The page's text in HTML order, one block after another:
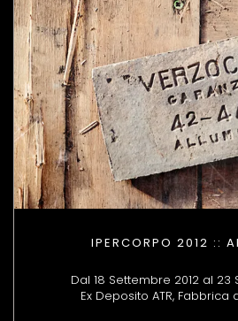
IPERCORPO 2012 ::
Dal 18 Settembre 2012 al 23
Ex Deposito ATR,